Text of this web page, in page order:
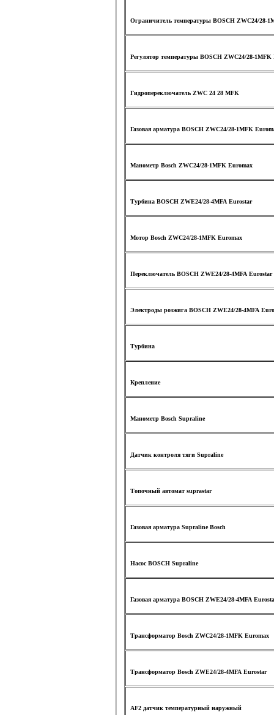
Ограничитель температуры BOSCH ZWC24/28-
Регулятор температуры BOSCH ZWC24/28-1MFK
Гидропереключатель ZWC 24 28 MFK
Газовая арматура BOSCH ZWC24/28-1MFK
Манометр Bosch ZWC24/28-1MFK Euromax
Турбина BOSCH ZWE24/28-4MFA Eurostar
Мотор Bosch ZWC24/28-1MFK Euromax
Переключатель BOSCH ZWE24/28-4MFA Eurostar
Электроды розжига BOSCH ZWE24/28-4MFA
Турбина
Крепление
Манометр Bosch Supraline
Датчик контроля тяги Supraline
Топочный автомат suprastar
Газовая арматура Supraline Bosch
Насос BOSCH Supraline
Газовая арматура BOSCH ZWE24/28-4MFA
Трансформатор Bosсh ZWC24/28-1MFK Euromax
Трансформатор Bosch ZWE24/28-4MFA Eurostar
AF2 датчик температурный наружный